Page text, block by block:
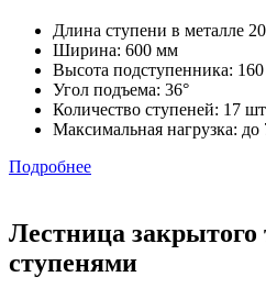
Длина ступени в металле
Ширина: 600 мм
Высота подступенника:
Угол подъема: 36°
Количество ступеней: 17 шт
Максимальная нагрузка: до
Подробнее
Лестница
ступенями